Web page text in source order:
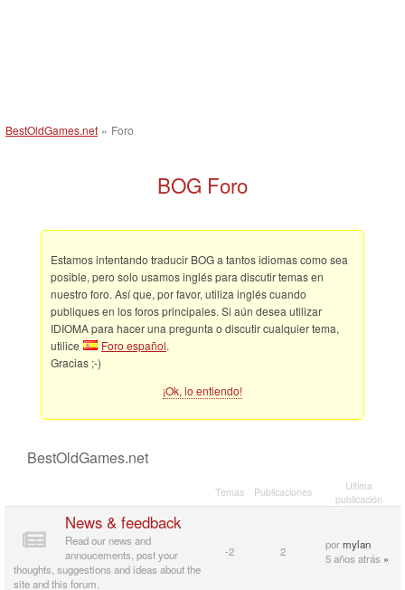
BestOldGames.net » Foro
BOG Foro
Estamos intentando traducir BOG a tantos idiomas como sea
posible, pero solo usamos inglés para discutir temas en
nuestro foro. Así que, por favor, utiliza inglés cuando
publiques en los foros principales. Si aún desea utilizar
IDIOMA para hacer una pregunta o discutir cualquier tema,
utilice
Foro español.
Gracias ;-)
¡Ok, lo entiendo!
BestOldGames.net
Temas Publicaciones
Ultima
publicación
News & feedback
Read our news and
annoucements, post your
thoughts, suggestions and ideas about the
site and this forum.
-2 2 pormylan
5 años atrás »